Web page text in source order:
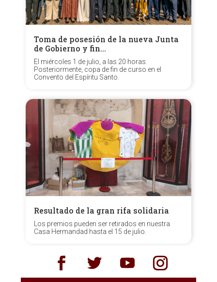
Toma de posesión de la nueva Junta
de Gobierno y fin…
El miércoles 1 de julio, a las 20 horas.
Posteriormente, copa de fin de curso en el
Convento del Espíritu Santo.
Resultado de la gran rifa solidaria
Los premios pueden ser retirados en nuestra
Casa Hermandad hasta el 15 de julio.